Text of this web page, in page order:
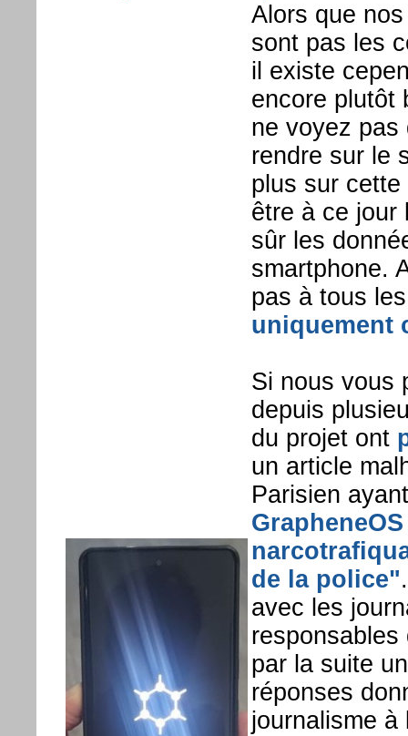
Alors que
sont pas les
il existe
encore plutôt
ne voyez pas
rendre sur le
plus sur
être à ce jour
sûr les
smartphone.
pas à tous
uniquement
Si nous vous
depuis
du projet ont
un article
Parisien
de la police"
avec les
responsables
par la suite
réponses
journalisme à